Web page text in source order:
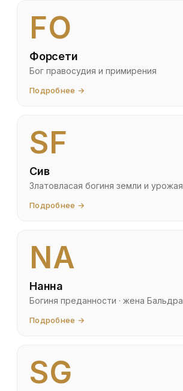
FO
Форсети
Бог правосудия и примирения
Подробнее →
SF
Сив
Златовласая богиня земли и урожая
Подробнее →
NA
Нанна
Богиня преданности · жена Бальдра
Подробнее →
SG